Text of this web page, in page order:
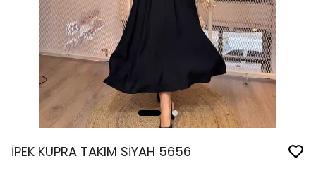
İPEK KUPRA TAKIM SİYAH 5656